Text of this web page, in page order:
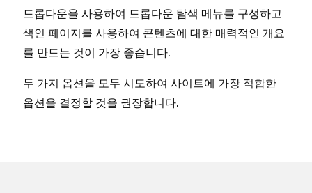
드롭다운을 사용하여 드롭다운 탐색 메뉴를 구성하고
색인 페이지를 사용하여 콘텐츠에 대한 매력적인 개요
를 만드는 것이 가장 좋습니다.
두 가지 옵션을 모두 시도하여 사이트에 가장 적합한
옵션을 결정할 것을 권장합니다.